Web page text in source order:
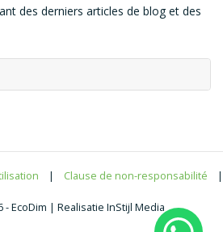
des derniers articles de blog et des
| Clause de non-responsabilité |
- EcoDim | Realisatie InStijl Media